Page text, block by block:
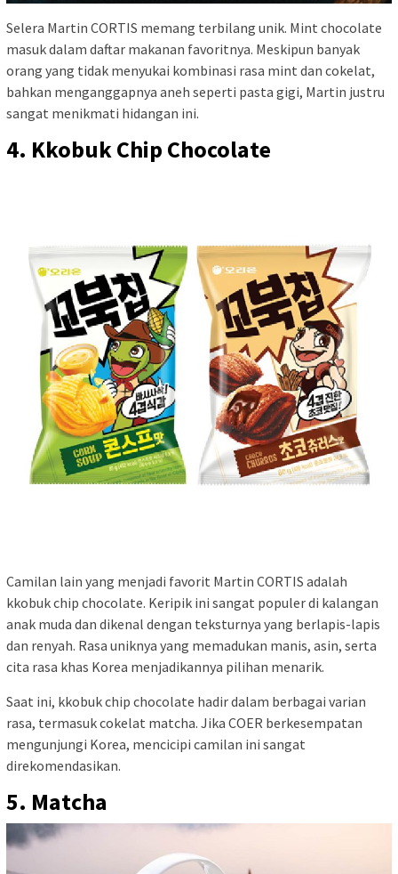
Selera Martin CORTIS memang terbilang unik. Mint chocolate
masuk dalam daftar makanan favoritnya. Meskipun banyak
orang yang tidak menyukai kombinasi rasa mint dan cokelat,
bahkan menganggapnya aneh seperti pasta gigi, Martin justru
sangat menikmati hidangan ini.
4. Kkobuk Chip Chocolate
Camilan lain yang menjadi favorit Martin CORTIS adalah
kkobuk chip chocolate. Keripik ini sangat populer di kalangan
anak muda dan dikenal dengan teksturnya yang berlapis-lapis
dan renyah. Rasa uniknya yang memadukan manis, asin, serta
cita rasa khas Korea menjadikannya pilihan menarik.
Saat ini, kkobuk chip chocolate hadir dalam berbagai varian
rasa, termasuk cokelat matcha. Jika COER berkesempatan
mengunjungi Korea, mencicipi camilan ini sangat
direkomendasikan.
5. Matcha